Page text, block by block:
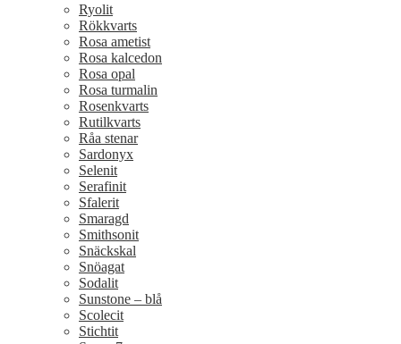
Ryolit
Rökkvarts
Rosa ametist
Rosa kalcedon
Rosa opal
Rosa turmalin
Rosenkvarts
Rutilkvarts
Råa stenar
Sardonyx
Selenit
Serafinit
Sfalerit
Smaragd
Smithsonit
Snäckskal
Snöagat
Sodalit
Sunstone – blå
Scolecit
Stichtit